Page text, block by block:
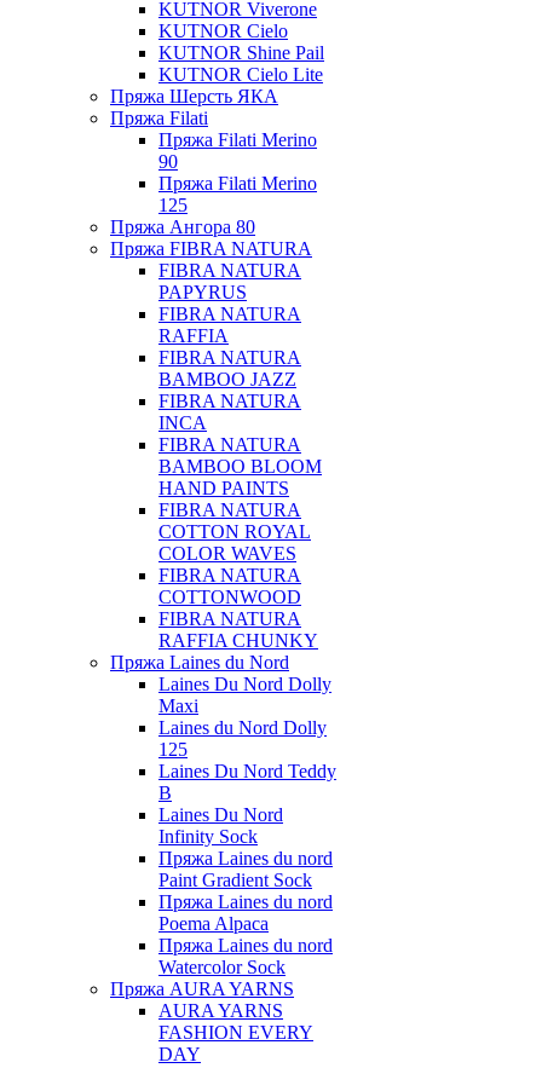
KUTNOR Viverone
KUTNOR Cielo
KUTNOR Shine Pail
KUTNOR Cielo Lite
Пряжа Шерсть ЯКА
Пряжа Filati
Пряжа Filati Merino
90
Пряжа Filati Merino
125
Пряжа Ангора 80
Пряжа FIBRA NATURA
FIBRA NATURA
PAPYRUS
FIBRA NATURA
RAFFIA
FIBRA NATURA
BAMBOO JAZZ
FIBRA NATURA
INCA
FIBRA NATURA
BAMBOO BLOOM
HAND PAINTS
FIBRA NATURA
COTTON ROYAL
COLOR WAVES
FIBRA NATURA
COTTONWOOD
FIBRA NATURA
RAFFIA CHUNKY
Пряжа Laines du Nord
Laines Du Nord Dolly
Maxi
Laines du Nord Dolly
125
Laines Du Nord Teddy
B
Laines Du Nord
Infinity Sock
Пряжа Laines du nord
Paint Gradient Sock
Пряжа Laines du nord
Poema Alpaca
Пряжа Laines du nord
Watercolor Sock
Пряжа AURA YARNS
AURA YARNS
FASHION EVERY
DAY